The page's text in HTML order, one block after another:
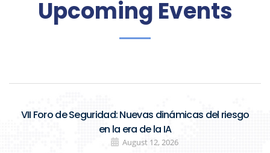
Upcoming Events
VII Foro de Seguridad: Nuevas dinámicas del riesgo
en la era de la IA
August 12, 2026